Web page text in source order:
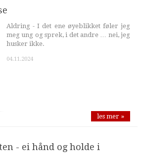
Aldring - I det ene øyeblikket føler jeg
meg ung og sprek, i det andre … nei, jeg
husker ikke.
04.11.2024
les mer »
- ei hånd og holde i